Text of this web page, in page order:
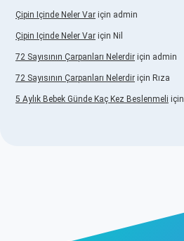
Çipin Içinde Neler Var için admin
Çipin Içinde Neler Var için Nil
72 Sayısının Çarpanları Nelerdir için admin
72 Sayısının Çarpanları Nelerdir için Rıza
5 Aylık Bebek Günde Kaç Kez Beslenmeli için